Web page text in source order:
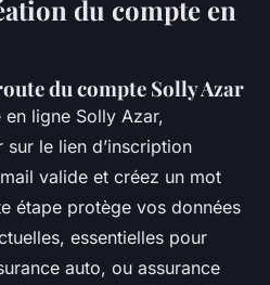
du compte en
du compte Solly Azar
ligne Solly Azar,
le lien d’inscription
valide et créez un mot
étape protège vos données
essentielles pour
auto, ou assurance